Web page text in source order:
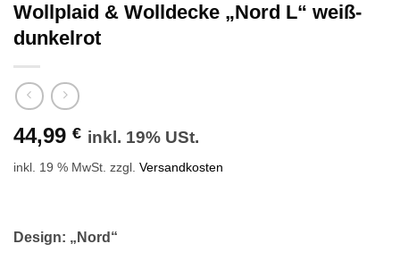
Wollplaid & Wolldecke „Nord L“ weiß-
dunkelrot
44,99 € inkl. 19% USt.
inkl. 19 % MwSt. zzgl. Versandkosten
Design: „Nord“